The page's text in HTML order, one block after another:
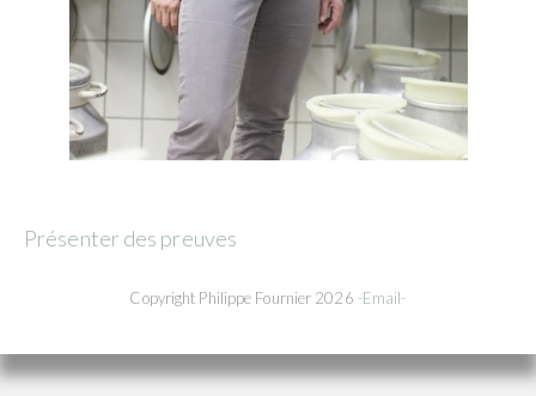
Présenter des preuves
Copyright Philippe Fournier 2026 -Email-